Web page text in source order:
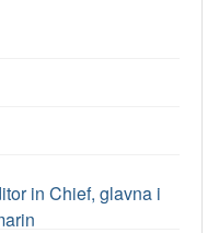
in Chief, glavna i